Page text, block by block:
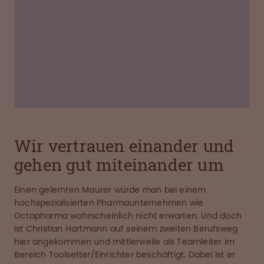
Wir vertrauen einander und
gehen gut miteinander um
Einen gelernten Maurer würde man bei einem
hochspezialisierten Pharmaunternehmen wie
Octapharma wahrscheinlich nicht erwarten. Und doch
ist Christian Hartmann auf seinem zweiten Berufsweg
hier angekommen und mittlerweile als Teamleiter im
Bereich Toolsetter/Einrichter beschäftigt. Dabei ist er